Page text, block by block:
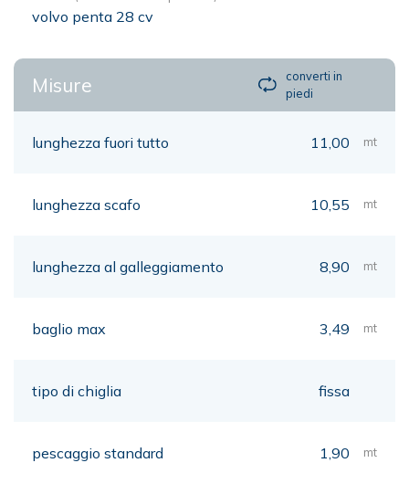
volvo penta 28 cv
Misure
converti in
piedi
lunghezza fuori tutto 11,00 mt
lunghezza scafo 10,55 mt
lunghezza al galleggiamento 8,90 mt
baglio max 3,49 mt
tipo di chiglia fissa
pescaggio standard 1,90 mt